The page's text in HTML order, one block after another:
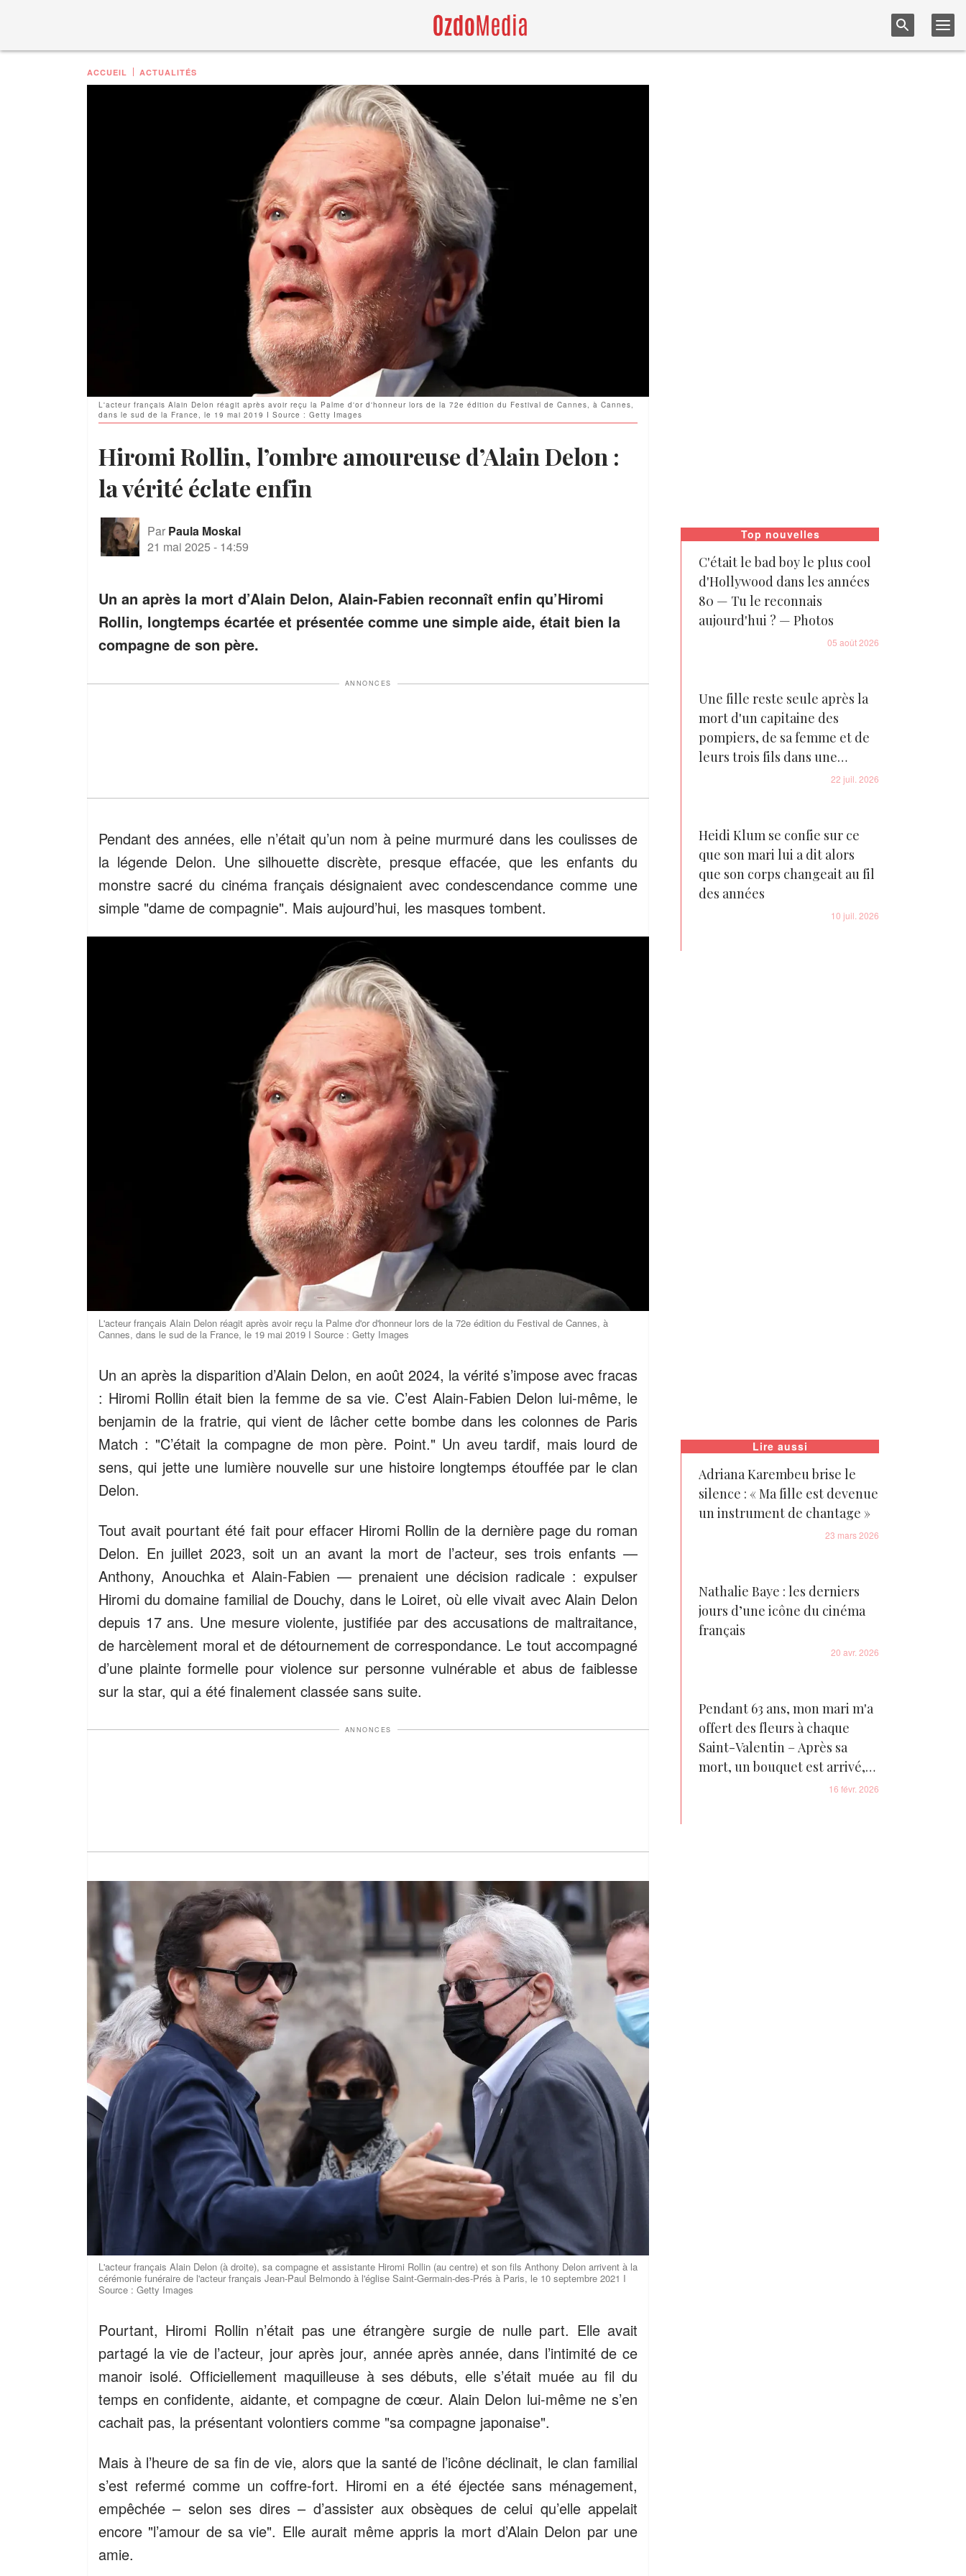
ACCUEIL ACTUALITÉS
L'acteur français Alain Delon réagit après avoir reçu la Palme d'or d'honneur lors de la 72e édition du Festival de Cannes, à Cannes,
dans le sud de la France, le 19 mai 2019 I Source : Getty Images
Hiromi Rollin, l’ombre amoureuse d’Alain Delon :
la vérité éclate enfin
Par Paula Moskal
21 mai 2025 - 14:59
Un an après la mort d’Alain Delon, Alain-Fabien reconnaît enfin qu’Hiromi
Rollin, longtemps écartée et présentée comme une simple aide, était bien la
compagne de son père.
ANNONCES
Pendant des années, elle n’était qu’un nom à peine murmuré dans les coulisses de
la légende Delon. Une silhouette discrète, presque effacée, que les enfants du
monstre sacré du cinéma français désignaient avec condescendance comme une
simple "dame de compagnie". Mais aujourd’hui, les masques tombent.
L'acteur français Alain Delon réagit après avoir reçu la Palme d'or d'honneur lors de la 72e édition du Festival de Cannes, à
Cannes, dans le sud de la France, le 19 mai 2019 I Source : Getty Images
Un an après la disparition d’Alain Delon, en août 2024, la vérité s’impose avec fracas
: Hiromi Rollin était bien la femme de sa vie. C’est Alain-Fabien Delon lui-même, le
benjamin de la fratrie, qui vient de lâcher cette bombe dans les colonnes de Paris
Match : "C’était la compagne de mon père. Point." Un aveu tardif, mais lourd de
sens, qui jette une lumière nouvelle sur une histoire longtemps étouffée par le clan
Delon.
Tout avait pourtant été fait pour effacer Hiromi Rollin de la dernière page du roman
Delon. En juillet 2023, soit un an avant la mort de l’acteur, ses trois enfants —
Anthony, Anouchka et Alain-Fabien — prenaient une décision radicale : expulser
Hiromi du domaine familial de Douchy, dans le Loiret, où elle vivait avec Alain Delon
depuis 17 ans. Une mesure violente, justifiée par des accusations de maltraitance,
de harcèlement moral et de détournement de correspondance. Le tout accompagné
d’une plainte formelle pour violence sur personne vulnérable et abus de faiblesse
sur la star, qui a été finalement classée sans suite.
ANNONCES
L'acteur français Alain Delon (à droite), sa compagne et assistante Hiromi Rollin (au centre) et son fils Anthony Delon arrivent à la
cérémonie funéraire de l'acteur français Jean-Paul Belmondo à l'église Saint-Germain-des-Prés à Paris, le 10 septembre 2021 I
Source : Getty Images
Pourtant, Hiromi Rollin n’était pas une étrangère surgie de nulle part. Elle avait
partagé la vie de l’acteur, jour après jour, année après année, dans l’intimité de ce
manoir isolé. Officiellement maquilleuse à ses débuts, elle s’était muée au fil du
temps en confidente, aidante, et compagne de cœur. Alain Delon lui-même ne s’en
cachait pas, la présentant volontiers comme "sa compagne japonaise".
Mais à l’heure de sa fin de vie, alors que la santé de l’icône déclinait, le clan familial
s’est refermé comme un coffre-fort. Hiromi en a été éjectée sans ménagement,
empêchée – selon ses dires – d’assister aux obsèques de celui qu’elle appelait
encore "l’amour de sa vie". Elle aurait même appris la mort d’Alain Delon par une
amie.
Top nouvelles
C'était le bad boy le plus cool
d'Hollywood dans les années
80 — Tu le reconnais
aujourd'hui ? — Photos
05 août 2026
Une fille reste seule après la
mort d'un capitaine des
pompiers, de sa femme et de
leurs trois fils dans une
tragédie familiale déchirante
22 juil. 2026
Heidi Klum se confie sur ce
que son mari lui a dit alors
que son corps changeait au fil
des années
10 juil. 2026
Lire aussi
Adriana Karembeu brise le
silence : « Ma fille est devenue
un instrument de chantage »
23 mars 2026
Nathalie Baye : les derniers
jours d’une icône du cinéma
français
20 avr. 2026
Pendant 63 ans, mon mari m'a
offert des fleurs à chaque
Saint-Valentin – Après sa
mort, un bouquet est arrivé,
accompagné des clés d'un16 févr. 2026